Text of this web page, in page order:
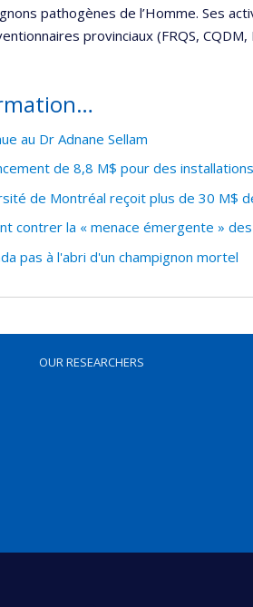
pathogènes de l’Homme. Ses
provinciaux (FRQS,
au Dr Adnane Sellam
de 8,8 M$ pour des
de Montréal reçoit plus de 30 M$
contrer la « menace émergente »
pas à l'abri d'un champignon mortel
OUR RESEARCHERS